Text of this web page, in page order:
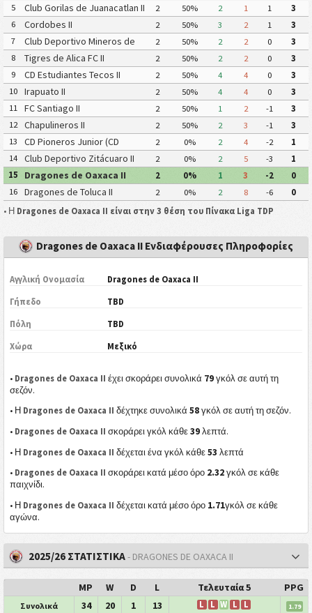
5
Club Gorilas de Juanacatlan II 2 50% 2 1 1
3
6
Cordobes II 2 50% 3 2 1
3
7
Club Deportivo Mineros de
Zacatecas II
2 50% 2 2 0
3
8
Tigres de Alica FC II 2 50% 2 2 0
3
9
CD Estudiantes Tecos II 2 50% 4 4 0
3
10
Irapuato II 2 50% 4 4 0
3
11
FC Santiago II 2 50% 1 2 -1
3
12
Chapulineros II 2 50% 2 3 -1
3
13
CD Pioneros Junior (CD
Pioneros de Cancún II)
2 0% 2 4 -2
1
14
Club Deportivo Zitácuaro II 2 0% 2 5 -3
1
15
Dragones de Oaxaca II 2 0% 1 3 -2
0
16
Dragones de Toluca II 2 0% 2 8 -6
0
• Η Dragones de Oaxaca II είναι στην 3 θέση του Πίνακα Liga TDP
Dragones de Oaxaca II Ενδιαφέρουσες Πληροφορίες
Αγγλική Ονομασία Dragones de Oaxaca II
Γήπεδο TBD
Πόλη TBD
Χώρα Μεξικό
• Dragones de Oaxaca II έχει σκοράρει συνολικά 79 γκόλ σε αυτή τη
σεζόν.
• Η Dragones de Oaxaca II δέχτηκε συνολικά58 γκόλ σε αυτή τη σεζόν.
• Dragones de Oaxaca II σκοράρει γκόλ κάθε39 λεπτά.
• Η Dragones de Oaxaca II δέχεται ένα γκόλ κάθε53 λεπτά
• Dragones de Oaxaca II σκοράρει κατά μέσο όρο 2.32 γκόλ σε κάθε
παιχνίδι.
• Η Dragones de Oaxaca II δέχεται κατά μέσο όρο 1.71γκόλ σε κάθε
αγώνα.
2025/26 ΣΤΑΤΙΣΤΙΚΑ- DRAGONES DE OAXACA II
MP W D L Τελευταία 5 PPG
Συνολικά 34 20 1 13 L L W L L 1.79